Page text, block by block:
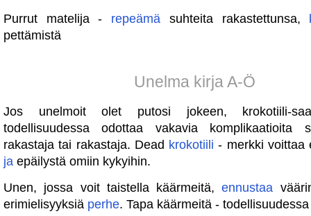
Purrut matelija - repeämä suhteita rakastettunsa,
pettämistä
Unelma kirja A-Ö
Jos unelmoit olet putosi jokeen, krokotiili-
todellisuudessa odottaa vakavia komplikaatioita
rakastaja tai rakastaja. Dead krokotiili - merkki voittaa
ja epäilystä omiin kykyihin.
Unen, jossa voit taistella käärmeitä,ennustaa
erimielisyyksiä perhe. Tapa käärmeitä -